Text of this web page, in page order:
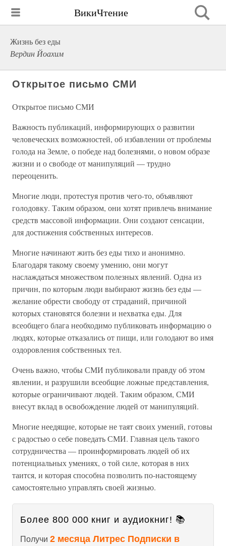
ВикиЧтение
Жизнь без еды
Вердин Йоахим
Открытое письмо СМИ
Открытое письмо СМИ
Важность публикаций, информирующих о развитии
человеческих возможностей, об избавлении от проблемы
голода на Земле, о победе над болезнями, о новом образе
жизни и о свободе от манипуляций — трудно
переоценить.
Многие люди, протестуя против чего-то, объявляют
голодовку. Таким образом, они хотят привлечь внимание
средств массовой информации. Они создают сенсации,
для достижения собственных интересов.
Многие начинают жить без еды тихо и анонимно.
Благодаря такому своему умению, они могут
наслаждаться множеством полезных явлений. Одна из
причин, по которым люди выбирают жизнь без еды —
желание обрести свободу от страданий, причиной
которых становятся болезни и нехватка еды. Для
всеобщего блага необходимо публиковать информацию о
людях, которые отказались от пищи, или голодают во имя
оздоровления собственных тел.
Очень важно, чтобы СМИ публиковали правду об этом
явлении, и разрушили всеобщие ложные представления,
которые ограничивают людей. Таким образом, СМИ
внесут вклад в освобождение людей от манипуляций.
Многие неедящие, которые не таят своих умений, готовы
с радостью о себе поведать СМИ. Главная цель такого
сотрудничества — проинформировать людей об их
потенциальных умениях, о той силе, которая в них
таится, и которая способна позволить по-настоящему
самостоятельно управлять своей жизнью.
Более 800 000 книг и аудиокниг! 📚
Получи 2 месяца Литрес Подписки в